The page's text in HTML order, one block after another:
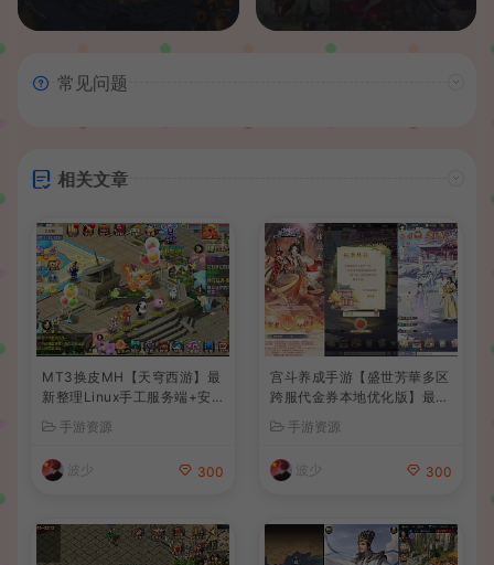
常见问题
相关文章
MT3换皮MH【天穹西游】最
新整理Linux手工服务端+安
卓苹果双端+GM后台+详细搭
建教程+全套源码+视频教程
手游资源
波少 300
宫斗养成手游【盛世芳華多区
跨服代金券本地优化版】最新
整理单机一键即玩端+Linux
手工服务端+CDK授权后台
+安卓+详细搭建教程
手游资源
波少 300